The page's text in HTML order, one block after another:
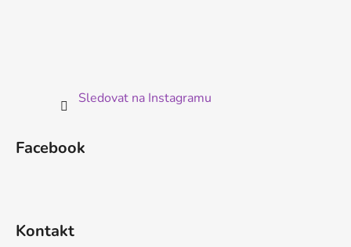
Sledovat na Instagramu
Facebook
Kontakt